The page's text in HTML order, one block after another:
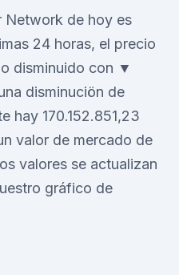
Network de hoy es
24 horas, el precio
disminuido con ▼
disminuciön de
hay 170.152.851,23
valor de mercado de
valores se actualizan
gráfico de